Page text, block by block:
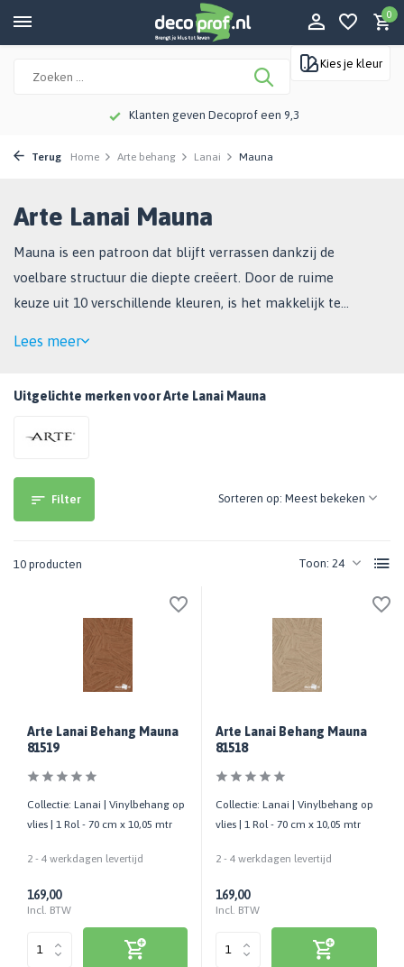
0
Kies je kleur
Klanten geven Decoprof een 9,3
Terug Home Arte behang Lanai Mauna
Arte Lanai Mauna
Mauna is een patroon dat blijft verrassen dankzij de
voelbare structuur die diepte creëert. Door de ruime
keuze uit 10 verschillende kleuren, is het makkelijk te
Lees meer
Uitgelichte merken voor Arte Lanai Mauna
Filter
10 producten Toon:
Sorteren op:
Arte Lanai Behang Mauna
81519
Collectie: Lanai | Vinylbehang op
vlies | 1 Rol - 70 cm x 10,05 mtr
2 - 4 werkdagen levertijd
169,00
Incl. BTW
Arte Lanai Behang Mauna
81518
Collectie: Lanai | Vinylbehang op
vlies | 1 Rol - 70 cm x 10,05 mtr
2 - 4 werkdagen levertijd
169,00
Incl. BTW